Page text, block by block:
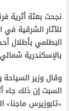
نجحت بعثة أثرية
للآثار الشرقية
البطلمي بأطلال
بالإسكندرية
وقال وزير
السبت إن ذلك جاء
«تابوزيرس ماجنا» التي تبعد 45 كيلو